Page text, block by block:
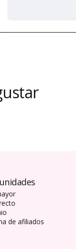
de afiliados